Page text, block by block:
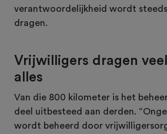
verantwoordelijkheid wordt
dragen.
Vrijwilligers dragen
alles
Van die 800 kilometer is het
deel uitbesteed aan derden.
wordt beheerd door